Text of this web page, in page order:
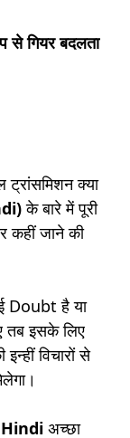
से गियर बदलता
ट्रांसमिशन क्या
के बारे में पूरी
कहीं जाने की
Doubt है या
तब इसके लिए
विचारों से
अच्छा